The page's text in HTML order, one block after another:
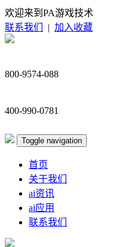
欢迎来到PA游戏技术
联系我们
| 加入收藏
800-9574-088
400-990-0781
Toggle navigation
首页
关于我们
ai资讯
ai应用
联系我们